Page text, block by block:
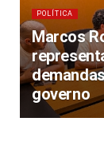
POLÍTICA
Marcos
governo